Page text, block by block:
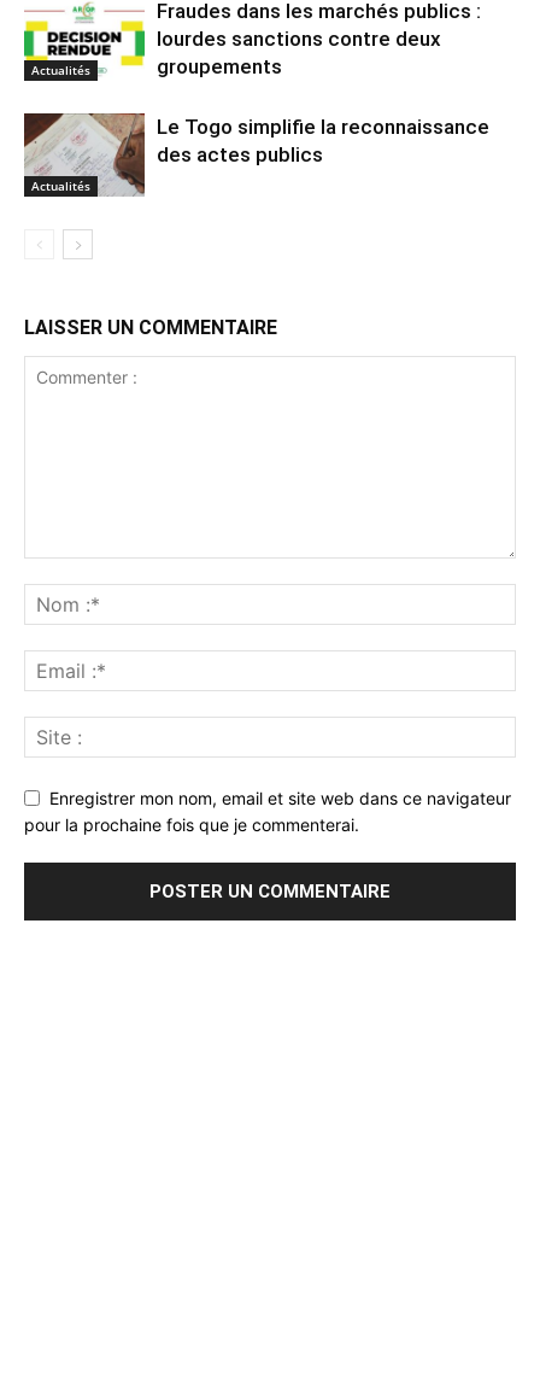
Actualités
Fraudes dans les marchés publics :
lourdes sanctions contre deux
groupements
Actualités
Le Togo simplifie la reconnaissance
des actes publics
LAISSER UN COMMENTAIRE
Enregistrer mon nom, email et site web dans ce navigateur
pour la prochaine fois que je commenterai.